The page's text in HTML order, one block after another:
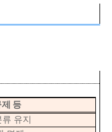
제 등
유지